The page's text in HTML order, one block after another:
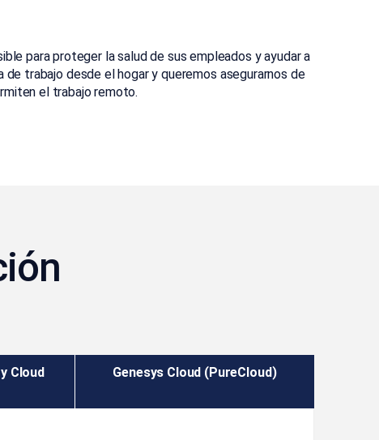
para proteger la salud de sus empleados y ayudar a
trabajo desde el hogar y queremos asegurarnos de
el trabajo remoto.
Cloud Genesys Cloud (PureCloud)